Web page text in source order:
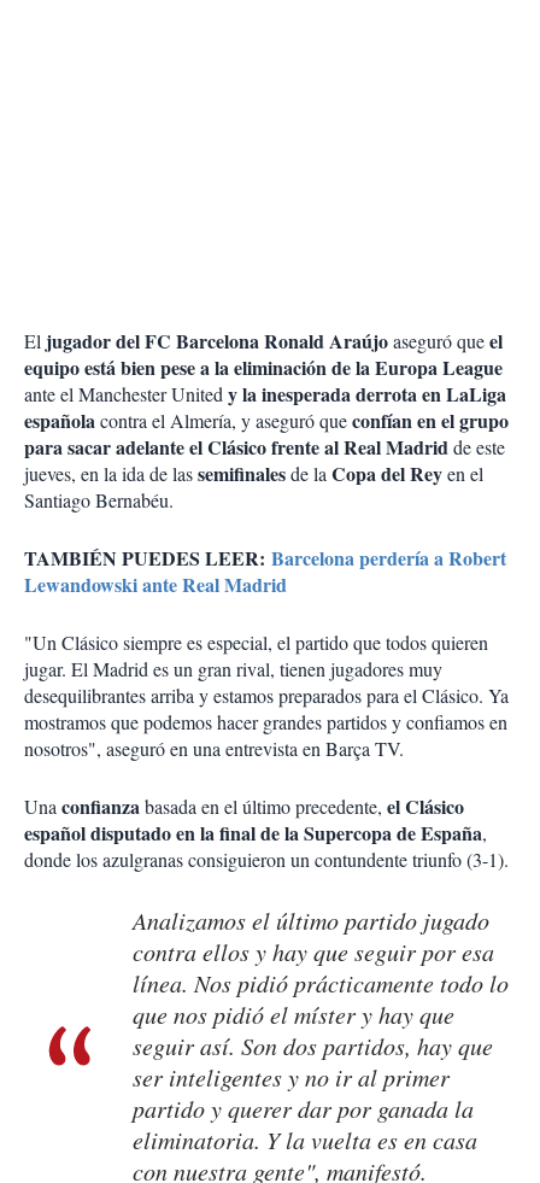
El jugador del FC Barcelona Ronald Araújoaseguró queel
equipo está bien pese a la eliminación de la Europa League
ante el Manchester Unitedy la inesperada derrota en LaLiga
españolacontra el Almería, y aseguró queconfían en el grupo
para sacar adelante el Clásico frente al Real Madridde este
jueves, en la ida de lassemifinalesde laCopa del Reyen el
Santiago Bernabéu.
TAMBIÉN PUEDES LEER: Barcelona perdería a Robert
Lewandowski ante Real Madrid
"Un Clásico siempre es especial, el partido que todos quieren
jugar. El Madrid es un gran rival, tienen jugadores muy
desequilibrantes arriba y estamos preparados para el Clásico. Ya
mostramos que podemos hacer grandes partidos y confiamos en
nosotros", aseguró en una entrevista en Barça TV.
Unaconfianzabasada en el último precedente, el Clásico
español disputado en la final de la Supercopa de España,
donde los azulgranas consiguieron un contundente triunfo (3-1).
Analizamos el último partido jugado
contra ellos y hay que seguir por esa
línea. Nos pidió prácticamente todo lo
que nos pidió el míster y hay que
seguir así. Son dos partidos, hay que
ser inteligentes y no ir al primer
partido y querer dar por ganada la
eliminatoria. Y la vuelta es en casa
con nuestra gente", manifestó.